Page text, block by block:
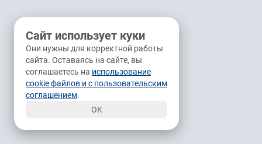
Сайт использует куки
Они нужны для корректной работы
сайта. Оставаясь на сайте, вы
соглашаетесь на использование
cookie файлов и с пользовательским
соглашением.
OK